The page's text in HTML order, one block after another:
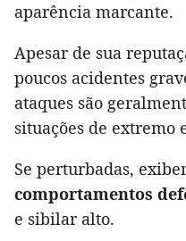
aparência marcante.
Apesar de sua
poucos acidentes
ataques são
situações de extremo
Se perturbadas,
comportamentos
e sibilar alto.